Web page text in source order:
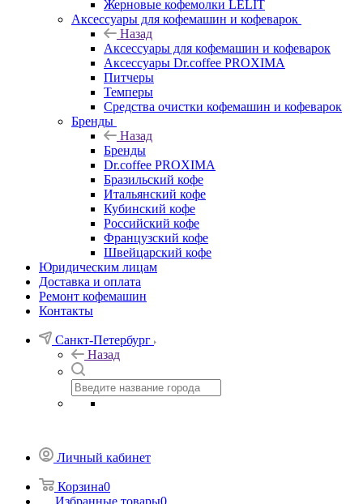
Жерновые кофемолки LELIT
Аксессуары для кофемашин и кофеварок
Назад
Аксессуары для кофемашин и кофеварок
Аксессуары Dr.coffee PROXIMA
Питчеры
Темперы
Средства очистки кофемашин и кофеварок
Бренды
Назад
Бренды
Dr.coffee PROXIMA
Бразильский кофе
Итальянский кофе
Кубинский кофе
Российский кофе
Французский кофе
Швейцарский кофе
Юридическим лицам
Доставка и оплата
Ремонт кофемашин
Контакты
Санкт-Петербург
Назад
Личный кабинет
Корзина0
Избранные товары0